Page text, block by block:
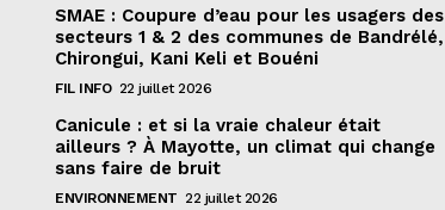
SMAE : Coupure d’eau pour les usagers des
secteurs 1 & 2 des communes de Bandrélé,
Chirongui, Kani Keli et Bouéni
FIL INFO 22 juillet 2026
Canicule : et si la vraie chaleur était
ailleurs ? À Mayotte, un climat qui change
sans faire de bruit
ENVIRONNEMENT 22 juillet 2026